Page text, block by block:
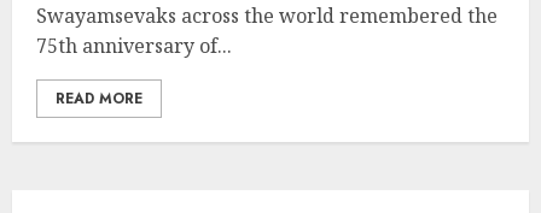
Swayamsevaks across the world remembered the
75th anniversary of...
READ MORE